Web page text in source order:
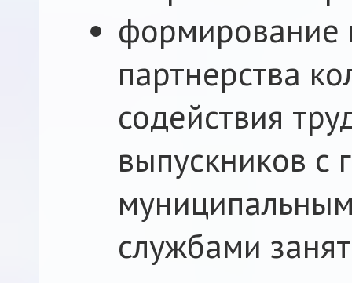
формирование
партнерства
содействия
выпускников с
службами